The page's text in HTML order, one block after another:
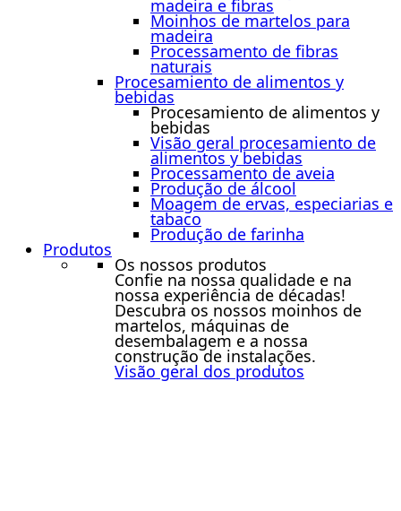
madeira e fibras
Moinhos de martelos para
madeira
Processamento de fibras
naturais
Procesamiento de alimentos y
bebidas
Procesamiento de alimentos y
bebidas
Visão geral procesamiento de
alimentos y bebidas
Processamento de aveia
Produção de álcool
Moagem de ervas, especiarias e
tabaco
Produção de farinha
Produtos
Os nossos produtos
Confie na nossa qualidade e na
nossa experiência de décadas!
Descubra os nossos moinhos de
martelos, máquinas de
desembalagem e a nossa
construção de instalações.
Visão geral dos produtos